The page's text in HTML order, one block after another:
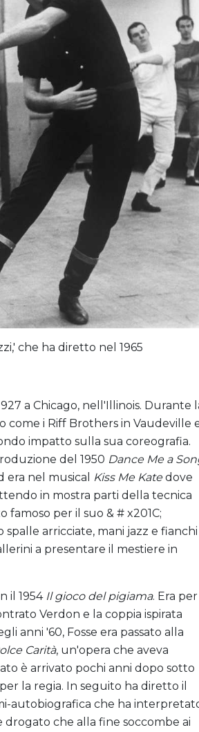
che ha diretto nel 1965
a Chicago, nell'Illinois. Durante
come i Riff Brothers in Vaudeville
impatto sulla sua coreografia.
del 1950 Dance Me a
era nel musical
Kiss Me Katedove
in mostra parti della tecnica
famoso per il suo & # x201C;
arricciate, mani jazz e fianchi
a presentare il mestiere in
il 1954 Il gioco del pigiama. Era per
Verdon e la coppia ispirata
anni '60, Fosse era passato alla
Carità, un'opera che aveva
è arrivato pochi anni dopo sotto
la regia. In seguito ha diretto il
autobiografica che ha
che alla fine soccombe ai